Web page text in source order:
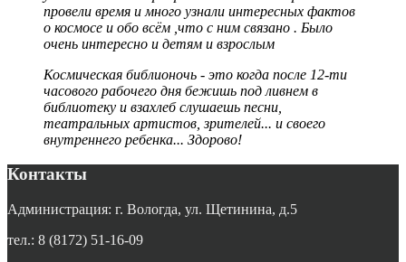
провели время и много узнали интересных фактов
о космосе и обо всём ,что с ним связано . Было
очень интересно и детям и взрослым
Космическая библионочь - это когда после 12-ти
часового рабочего дня бежишь под ливнем в
библиотеку и взахлеб слушаешь песни,
театральных артистов, зрителей... и своего
внутреннего ребенка... Здорово!
Контакты
Администрация: г. Вологда, ул. Щетинина, д.5
тел.: 8 (8172) 51-16-09